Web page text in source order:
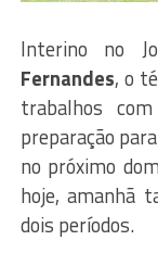
Interino no
Fernandes, o
trabalhos
preparação
no próximo
hoje, amanhã
dois períodos.